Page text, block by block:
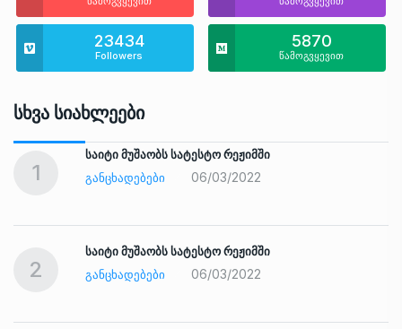
23434
Followers
5870
წამოგვყევით
Სხვა Სიახლეები
1
საიტი მუშაობს სატესტო რეჟიმში
ᲒᲐᲜᲪᲮᲐᲓᲔᲑᲔᲑᲘ
06/03/2022
2
საიტი მუშაობს სატესტო რეჟიმში
ᲒᲐᲜᲪᲮᲐᲓᲔᲑᲔᲑᲘ
06/03/2022